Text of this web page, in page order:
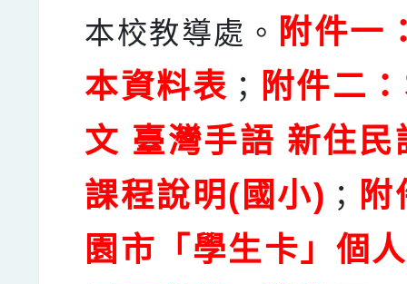
本校教導處。 附件一
本資料表 ；
附件二
文 臺灣手語 新住民
課程說明(國小) ；
園市「學生卡」個